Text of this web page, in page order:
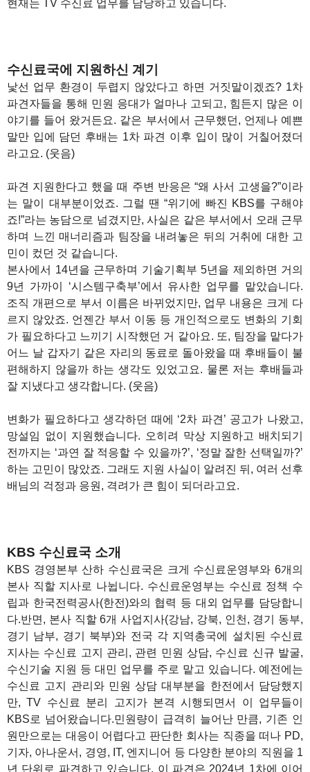
현재는 TV 수신료 업무를 담당하고 있습니다.
수신료국에 지원하신 계기
낯선 업무 환경이 두렵지 않았다고 하면 거짓말이겠죠? 1차
파견자들을 통해 민원 응대가 얼마나 고되고, 힘든지 많은 이
야기를 들어 왔거든요. 같은 부서에서 근무했던, 언제나 예쁜
말만 입에 담던 후배는 1차 파견 이후 입이 많이 거칠어졌더
라고요. (웃음)
파견 지원한다고 했을 때 주변 반응은 “왜 사서 고생을?”이라
는 말이 대부분이었죠. 그럴 땐 “위기에 빠진 KBS를 구해야
죠!”라는 농담으로 넘겼지만, 사실은 같은 부서에서 오래 근무
하며 느낀 매너리즘과 팀장을 내려놓은 뒤의 거취에 대한 고
민이 컸던 것 같습니다.
본사에서 14년을 근무하며 기술기획부 5년을 제외하면 거의
9년 가까이 ‘시스템구축부’에서 유사한 업무를 맡았습니다.
조직 개편으로 부서 이름은 바뀌었지만, 업무 내용은 크게 다
르지 않았죠. 언젠간 부서 이동 등 개인적으로도 변화의 기회
가 필요하다고 느끼기 시작했던 거 같아요. 또, 팀장을 맡다가
어느 날 갑자기 같은 자리의 동료로 돌아왔을 때 후배들이 불
편해하지 않을까 하는 생각도 있었고요. 물론 저는 후배들과
잘 지냈다고 생각합니다. (웃음)
변화가 필요하다고 생각하던 때에 ‘2차 파견’ 공고가 나왔고,
망설임 없이 지원했습니다. 오히려 막상 지원하고 배치되기
전까지는 ‘과연 잘 적응할 수 있을까?’, ‘정말 잘한 선택일까?’
하는 고민이 많았죠. 그래도 지원 사실이 알려진 뒤, 여러 선후
배님의 걱정과 응원, 격려가 큰 힘이 되더라고요.
KBS 수신료국 소개
KBS 경영본부 산하 수신료국은 크게 수신료운영부와 6개의
본사 직할 지사로 나뉩니다. 수신료운영부는 수신료 정책 수
립과 한국전력공사(한전)와의 협력 등 대외 업무를 담당합니
다.반면, 본사 직할 6개 사업지사(강남, 강북, 인천, 경기 동부,
경기 남부, 경기 북부)와 전국 각 지역총국에 설치된 수신료
지사는 수신료 고지 관리, 관련 민원 상담, 수신료 신규 발굴,
수신기술 지원 등 대민 업무를 주로 맡고 있습니다. 예전에는
수신료 고지 관리와 민원 상담 대부분을 한전에서 담당했지
만, TV 수신료 분리 고지가 본격 시행되면서 이 업무들이
KBS로 넘어왔습니다.민원량이 급격히 늘어난 만큼, 기존 인
원만으로는 대응이 어렵다고 판단한 회사는 직종을 떠나 PD,
기자, 아나운서, 경영, IT, 엔지니어 등 다양한 분야의 직원을 1
년 단위로 파견하고 있습니다. 이 파견은 2024년 1차에 이어